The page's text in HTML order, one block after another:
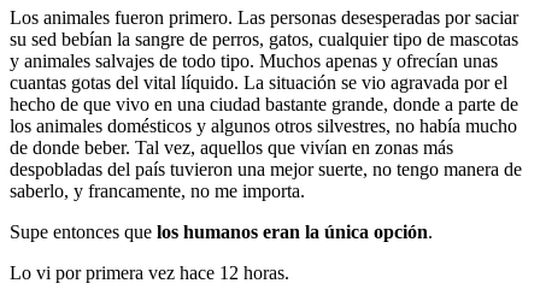
Los animales fueron primero. Las personas desesperadas por saciar
su sed bebían la sangre de perros, gatos, cualquier tipo de mascotas
y animales salvajes de todo tipo. Muchos apenas y ofrecían unas
cuantas gotas del vital líquido. La situación se vio agravada por el
hecho de que vivo en una ciudad bastante grande, donde a parte de
los animales domésticos y algunos otros silvestres, no había mucho
de donde beber. Tal vez, aquellos que vivían en zonas más
despobladas del país tuvieron una mejor suerte, no tengo manera de
saberlo, y francamente, no me importa.
Supe entonces que los humanos eran la única opción.
Lo vi por primera vez hace 12 horas.